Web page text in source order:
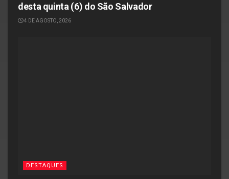
desta quinta (6) do São Salvador
4 DE AGOSTO, 2026
DESTAQUES